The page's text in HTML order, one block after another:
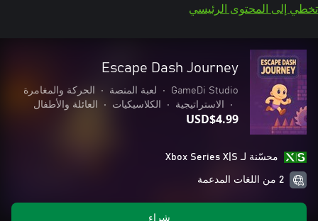
تخطي إلى المحتوى الرئيسي
Escape Dash Journey
GameDi Studio
• لعبة المنصة •
الحركة والمغامرة
•
الاستراتيجية • الكلاسيكيات • العائلة والأطفال
USD$4.99
محسّنة لـ Xbox Series X|S
2 من اللغات المدعمة
شراء